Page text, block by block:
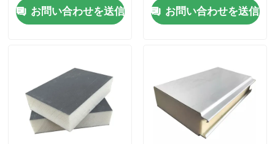
製品
熱絶縁材
お問い合わせを送信
お問い合わせを送信